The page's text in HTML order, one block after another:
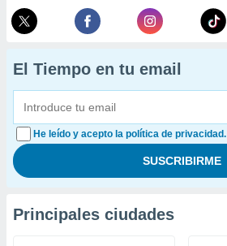
El Tiempo en tu email
He leído y acepto la política de privacidad.
Principales ciudades